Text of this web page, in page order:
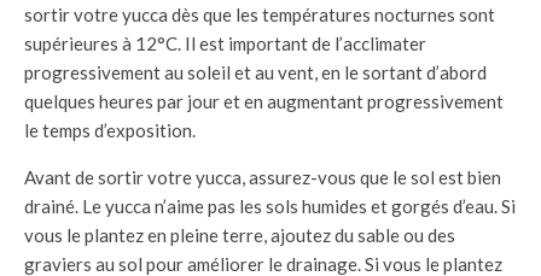
sortir votre yucca dès que les températures nocturnes sont
supérieures à 12°C. Il est important de l’acclimater
progressivement au soleil et au vent, en le sortant d’abord
quelques heures par jour et en augmentant progressivement
le temps d’exposition.
Avant de sortir votre yucca, assurez-vous que le sol est bien
drainé. Le yucca n’aime pas les sols humides et gorgés d’eau. Si
vous le plantez en pleine terre, ajoutez du sable ou des
graviers au sol pour améliorer le drainage. Si vous le plantez